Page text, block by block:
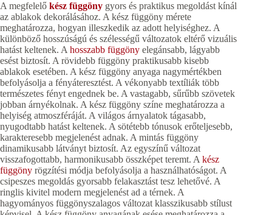
A megfelelő kész függöny gyors és praktikus megoldást kínál
az ablakok dekorálásához. A kész függöny mérete
meghatározza, hogyan illeszkedik az adott helyiséghez. A
különböző hosszúságú és szélességű változatok eltérő vizuális
hatást keltenek. Ahosszabb függöny elegánsabb, lágyabb
esést biztosít. A rövidebb függöny praktikusabb kisebb
ablakok esetében. A kész függöny anyaga nagymértékben
befolyásolja a fényáteresztést. A vékonyabb textíliák több
természetes fényt engednek be. A vastagabb, sűrűbb szövetek
jobban árnyékolnak. A kész függöny színe meghatározza a
helyiség atmoszféráját. A világos árnyalatok tágasabb,
nyugodtabb hatást keltenek. A sötétebb tónusok erőteljesebb,
karakteresebb megjelenést adnak. A mintás függöny
dinamikusabb látványt biztosít. Az egyszínű változat
visszafogottabb, harmonikusabb összképet teremt. Akész
függöny rögzítési módja befolyásolja a használhatóságot. A
csipeszes megoldás gyorsabb felakasztást tesz lehetővé. A
ringlis kivitel modern megjelenést ad a térnek. A
hagyományos függönyszalagos változat klasszikusabb stílust